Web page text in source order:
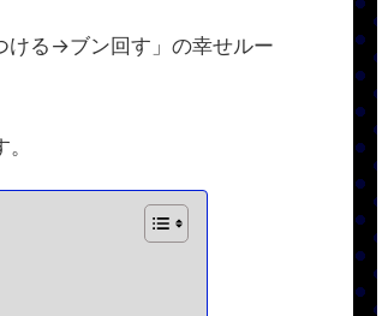
ける→ブン回す」の幸せルー